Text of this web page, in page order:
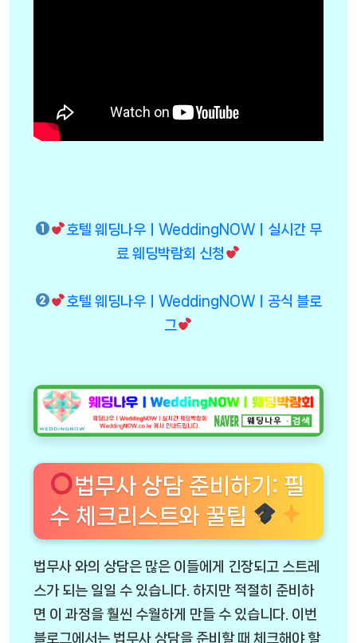
호텔 웨딩나우ㅣWeddingNOWㅣ실시간 무
료 웨딩박람회 신청
호텔 웨딩나우ㅣWeddingNOWㅣ공식 블로
그
법무사 상담 준비하기: 필
수 체크리스트와 꿀팁
법무사 와의 상담은 많은 이들에게 긴장되고 스트레
스가 되는 일일 수 있습니다. 하지만 적절히 준비하
면 이 과정을 훨씬 수월하게 만들 수 있습니다. 이번
블로그에서는 법무사 상담을 준비할 때 체크해야 할